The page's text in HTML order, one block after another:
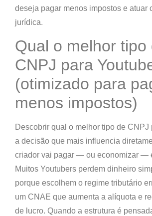
deseja pagar menos impostos e atuar
jurídica.
Qual o melhor tipo
CNPJ para
(otimizado para
menos impostos)
Descobrir qual o melhor tipo de CNPJ
a decisão que mais influencia
criador vai pagar — ou economizar —
Muitos Youtubers perdem dinheiro
porque escolhem o regime tributário
um CNAE que aumenta a alíquota e
de lucro. Quando a estrutura é